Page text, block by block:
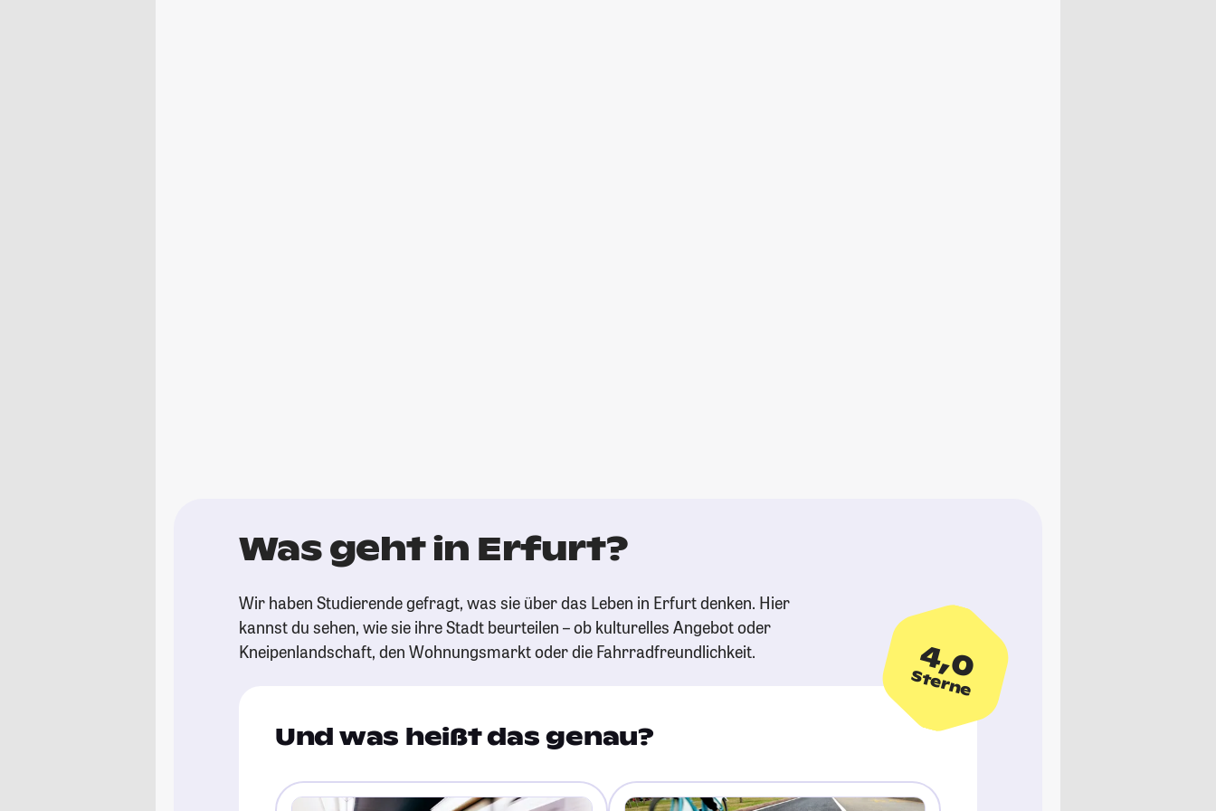
Was geht in Erfurt?
Wir haben Studierende gefragt, was sie über das Leben in Erfurt denken. Hier
kannst du sehen, wie sie ihre Stadt beurteilen – ob kulturelles Angebot oder
Kneipenlandschaft, den Wohnungsmarkt oder die Fahrradfreundlichkeit.
4,0
Sterne
Und was heißt das genau?